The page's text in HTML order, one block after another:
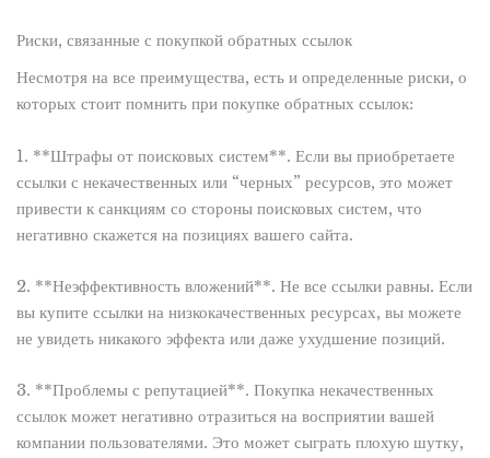
Риски, связанные с покупкой обратных ссылок
Несмотря на все преимущества, есть и определенные риски, о
которых стоит помнить при покупке обратных ссылок:
1. **Штрафы от поисковых систем**. Если вы приобретаете
ссылки с некачественных или “черных” ресурсов, это может
привести к санкциям со стороны поисковых систем, что
негативно скажется на позициях вашего сайта.
2. **Неэффективность вложений**. Не все ссылки равны. Если
вы купите ссылки на низкокачественных ресурсах, вы можете
не увидеть никакого эффекта или даже ухудшение позиций.
3. **Проблемы с репутацией**. Покупка некачественных
ссылок может негативно отразиться на восприятии вашей
компании пользователями. Это может сыграть плохую шутку,